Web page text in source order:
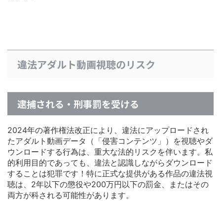
違法アダルト動画視聴のリスク
逮捕される・刑事罰を受ける
2024年の著作権法改正により、違法にアップロードされ
たアダルト動画データ（「侵害コンテンツ」）を視聴やダ
ウンロードする行為は、重大な法的リスクを伴います。私
的利用目的であっても、違法と認識しながらダウンロード
することは犯罪です！特に正式な提供がある作品の違法視
聴は、2年以下の懲役や200万円以下の罰金、またはその
両方が科される可能性があります。